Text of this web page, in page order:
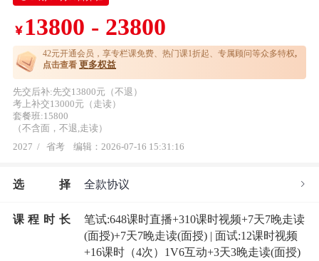
￥13800 - 23800
42元开通会员，享专栏课免费、热门课1折起、专属顾问等众多特权,
点击查看 更多权益
先交后补:先交13800元（不退）
考上补交13000元（走读）
套餐班:15800
（不含面，不退,走读）
2027 / 省考 编辑：2026-07-16 15:31:16
选 择 全款协议
课程时长
笔试:648课时直播+310课时视频+7天7晚走读
(面授)+7天7晚走读(面授) | 面试:12课时视频
+16课时（4次）1V6互动+3天3晚走读(面授)